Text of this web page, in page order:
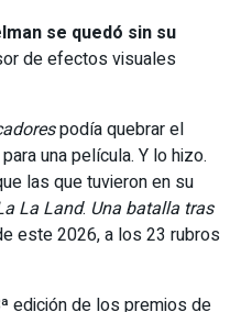
se quedó sin su
de efectos visuales
podía quebrar el
una película. Y lo hizo.
las que tuvieron en su
La Land. Una batalla tras
este 2026, a los 23 rubros
edición de los premios de